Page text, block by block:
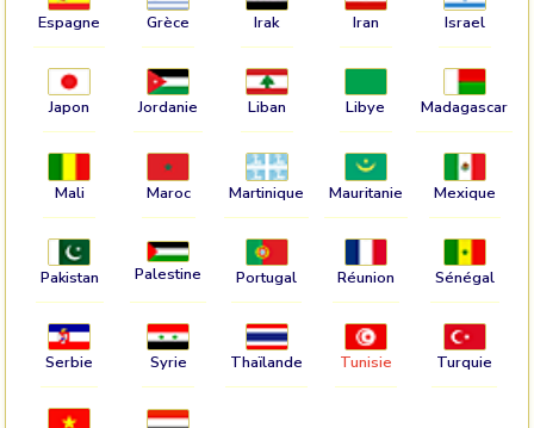
Espagne Grèce Irak Iran Israel
Japon Jordanie Liban Libye Madagascar
Mali Maroc Martinique Mauritanie Mexique
Pakistan Palestine Portugal Réunion Sénégal
Serbie Syrie Thaïlande Tunisie Turquie